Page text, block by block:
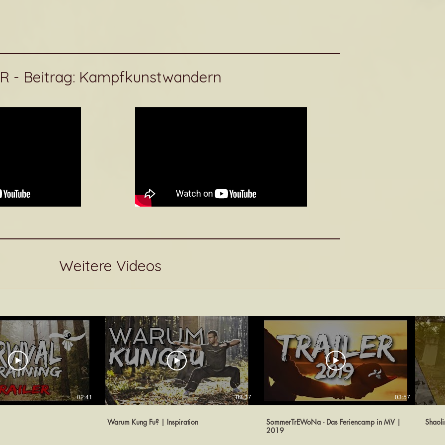
- Beitrag: Kampfkunstwandern
Weitere Videos
02:41 03:37
Warum Kung Fu? | Inspiration
03:57
SommerTrEWoNa - Das Feriencamp in MV |
2019